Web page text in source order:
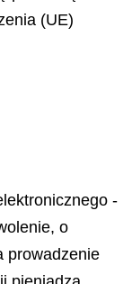
(UE)
-
o
prowadzenie